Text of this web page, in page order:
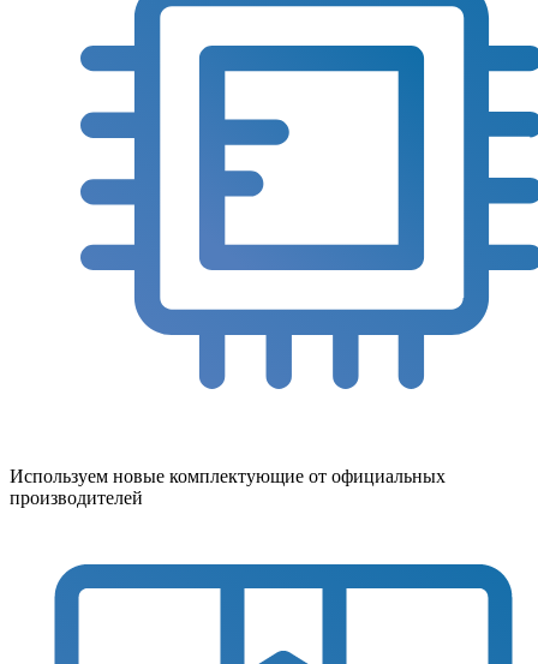
Используем новые комплектующие от официальных
производителей